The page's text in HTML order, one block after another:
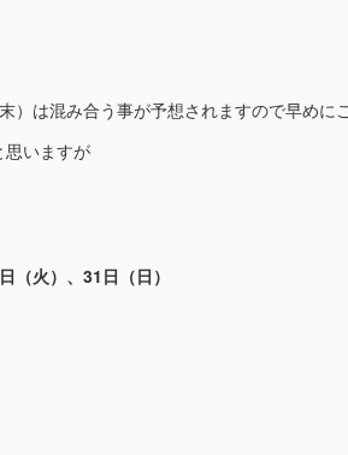
）は混み合う事が予想されますので早めに
思いますが
（火）、31日（日）